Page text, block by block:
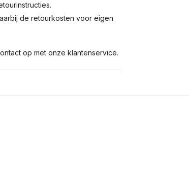
de retourkosten voor eigen
op met onze klantenservice.